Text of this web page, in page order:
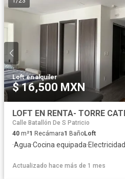
Loft·en alquiler
$ 16,500 MXN
Calle Batallón De S Patricio
40 m²1 Recámara1 BañoLoft
·Agua·Cocina equipada·Electricidad
Actualizado hace más de 1 mes